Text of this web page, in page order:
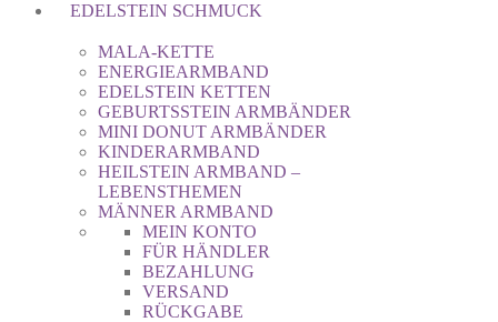
EDELSTEIN SCHMUCK
MALA-KETTE
ENERGIEARMBAND
EDELSTEIN KETTEN
GEBURTSSTEIN ARMBÄNDER
MINI DONUT ARMBÄNDER
KINDERARMBAND
HEILSTEIN ARMBAND –
LEBENSTHEMEN
MÄNNER ARMBAND
MEIN KONTO
FÜR HÄNDLER
BEZAHLUNG
VERSAND
RÜCKGABE